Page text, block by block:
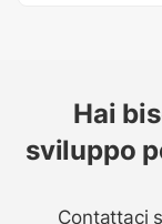
Hai
sviluppo
Contattaci